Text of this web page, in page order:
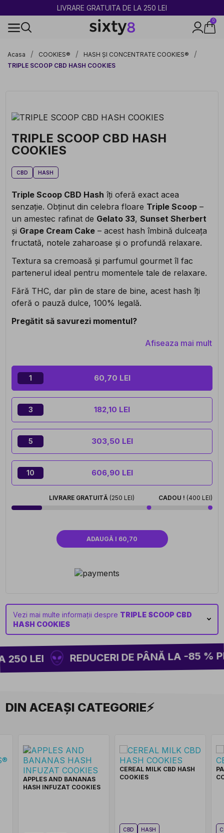
2 CUMPĂRATE = 1 CADOU
0
Acasa
COOKIES®
HASH ȘI CONCENTRATE COOKIES®
TRIPLE SCOOP CBD HASH COOKIES
TRIPLE SCOOP CBD HASH
COOKIES
CBD HASH
Triple Scoop CBD Hash îți oferă exact acea
senzație. Obținut din celebra floare Triple Scoop –
un amestec rafinat de Gelato 33, Sunset Sherbert
și Grape Cream Cake – acest hash îmbină dulceața
fructată, notele zaharoase și o profundă relaxare.
Textura sa cremoasă și parfumul gourmet îl fac
partenerul ideal pentru momentele tale de relaxare.
Fără THC, dar plin de stare de bine, acest hash îți
oferă o pauză dulce, 100% legală.
Pregătit să savurezi momentul?
Afiseaza mai mult
1 60,70 LEI
3 182,10 LEI
5 303,50 LEI
10 606,90 LEI
LIVRARE GRATUITĂ (250 LEI) CADOU ! (400 LEI)
ADAUGĂ I 60,70
Vezi mai multe informații despre TRIPLE SCOOP CBD
HASH COOKIES
LEI REDUCERI DE PÂNĂ LA -85 %
DIN ACEAȘI CATEGORIE⚡
APPLES AND BANANAS
HASH INFUZAT COOKIES
CEREAL MILK CBD HASH
COOKIES
CBD HASH